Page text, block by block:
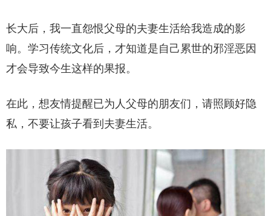
长大后，我一直怨恨父母的夫妻生活给我造成的影
响。学习传统文化后，才知道是自己累世的邪淫恶因
才会导致今生这样的果报。
在此，想友情提醒已为人父母的朋友们，请照顾好隐
私，不要让孩子看到夫妻生活。